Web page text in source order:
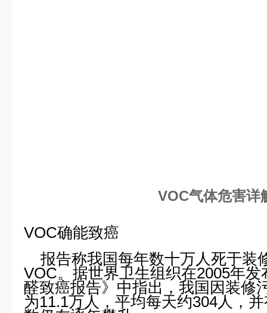
VOC气体危害详
VOC确能致癌
报告称我国每年数十万人死于装
VOC。据世界卫生组织在2005年
醛致癌报告》中指出，我国因装修
为11.1万人，平均每天约304人，